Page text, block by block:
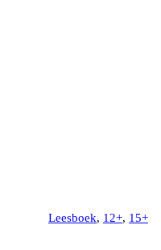
Leesboek, 12+, 15+